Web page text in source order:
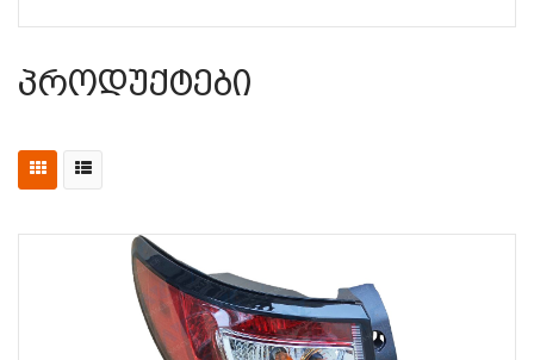
Პროდუქტები